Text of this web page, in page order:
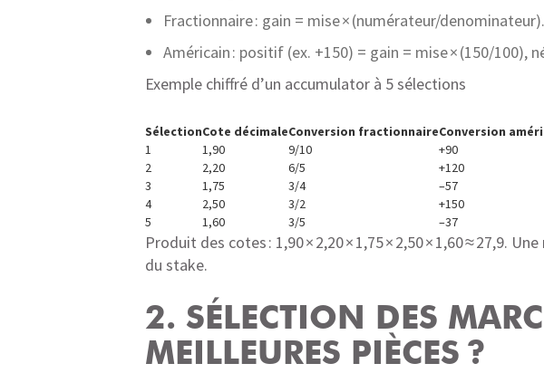
Fractionnaire : gain = mise × (numérateur/denominateur).
Américain : positif (ex. +150) = gain = mise × (150/100),
Exemple chiffré d’un accumulator à 5 sélections
SélectionCote décimaleConversion fractionnaireConversion
1
1,90 9/10
+90
2
2,20 6/5
+120
3
1,75 3/4
–57
4
2,50 3/2
+150
5
1,60 3/5 –37
Produit des cotes : 1,90 × 2,20 × 1,75 × 2,50 × 1,60 ≈ 27,9.
du stake.
2. SÉLECTION DES
MEILLEURES PIÈCES ?